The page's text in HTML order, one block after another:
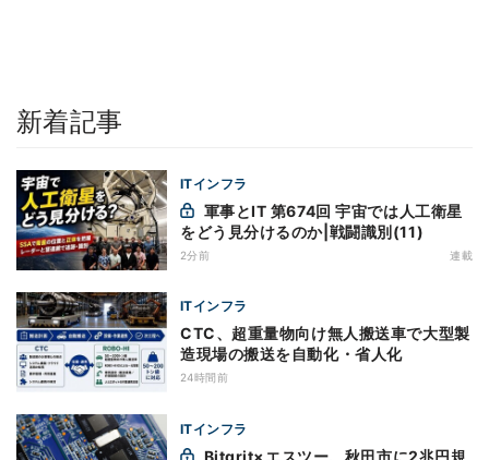
新着記事
ITインフラ
をどう見分けるのか|戦闘識別(11)
2分前 連載
ITインフラ
CTC、超重量物向け無人搬送車で大型製
造現場の搬送を自動化・省人化
24時間前
ITインフラ